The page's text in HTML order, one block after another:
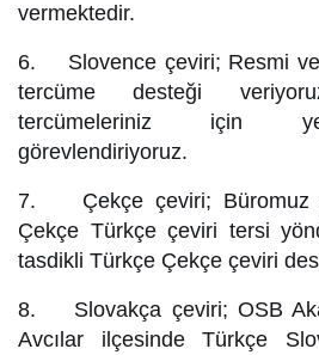
vermektedir.
6. Slovence çeviri; Resmi ve
tercüme desteği
tercümeleriniz için
görevlendiriyoruz.
7. Çekçe çeviri; Büromuz
Çekçe Türkçe çeviri tersi
tasdikli Türkçe Çekçe çeviri
8. Slovakça çeviri; OSB
Avcılar ilçesinde Türkçe